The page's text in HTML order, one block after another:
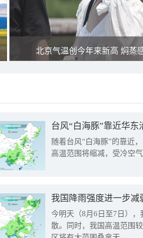
北京气温创今年来新高 焖蒸
台风“白海豚”靠近华
随着台风“白海豚”的靠近
高温范围将缩减，受冷空
今明天（8月6日至7日）
散。同时，我国高温范围